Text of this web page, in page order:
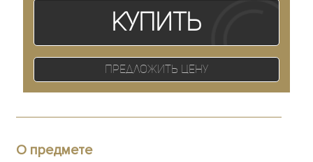
Купить
Предложить цену
О предмете